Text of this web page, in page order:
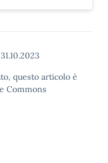
31.10.2023
questo articolo è
Commons